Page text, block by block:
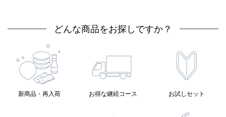
どんな商品をお探しですか？
新商品・再入荷 お得な継続コース お試しセット